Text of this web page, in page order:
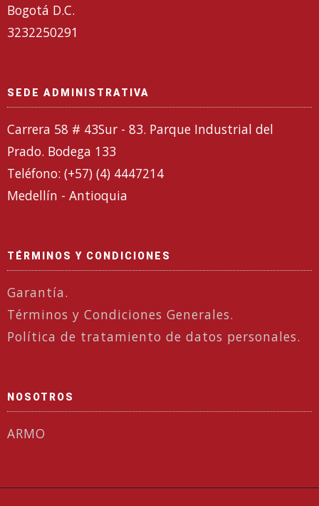
Bogotá D.C.
3232250291
SEDE ADMINISTRATIVA
Carrera 58 # 43Sur - 83. Parque Industrial del
Prado. Bodega 133
Teléfono: (+57) (4) 4447214
Medellín - Antioquia
TÉRMINOS Y CONDICIONES
Garantía.
Términos y Condiciones Generales.
Política de tratamiento de datos personales.
NOSOTROS
ARMO